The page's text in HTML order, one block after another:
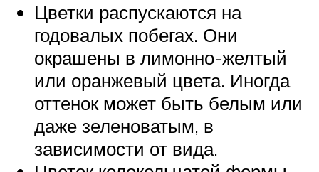
Цветки распускаются на
годовалых побегах. Они
окрашены в лимонно-желтый
или оранжевый цвета. Иногда
оттенок может быть белым или
даже зеленоватым, в
зависимости от вида.